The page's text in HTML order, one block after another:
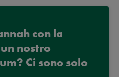
con la
nostro
Ci sono solo